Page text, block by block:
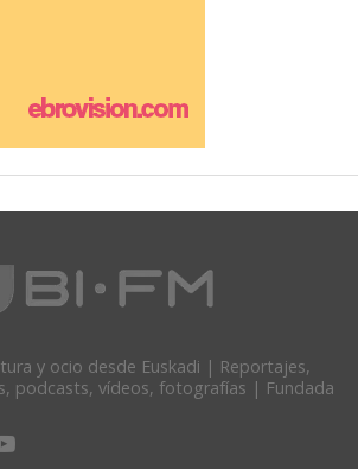
y ocio desde Euskadi | Reportajes,
podcasts, vídeos, fotografías | Fundada